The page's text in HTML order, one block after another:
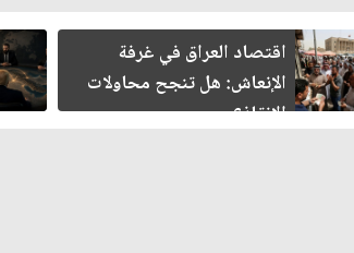
اقتصاد العراق في غرفة
الإنعاش: هل تنجح محاولات
الإنقاذ؟